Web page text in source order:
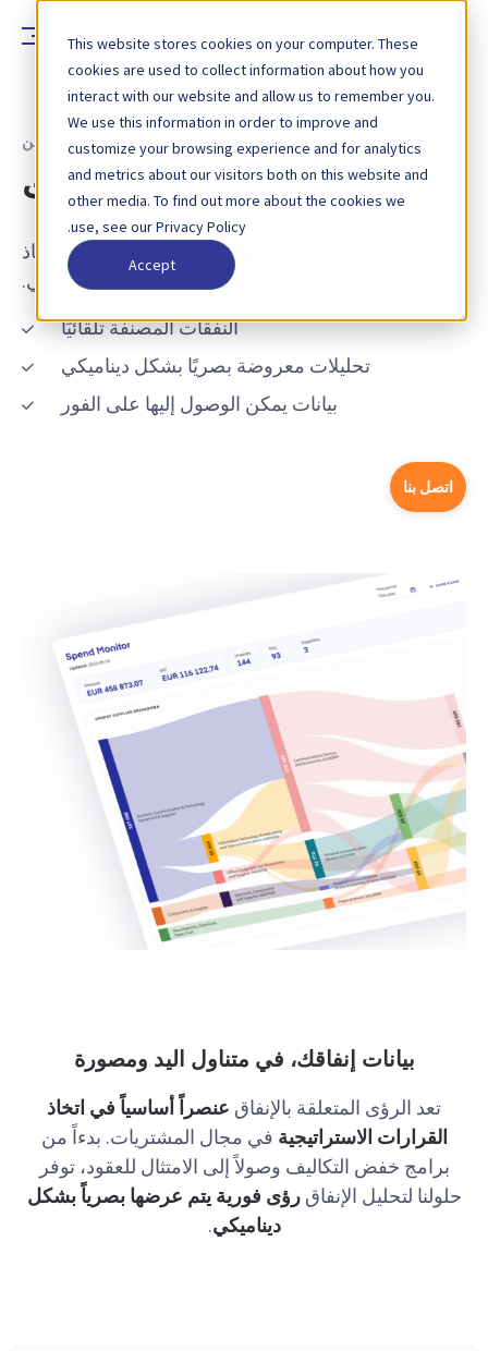
This website stores cookies on your computer. These
cookies are used to collect information about how you
interact with our website and allow us to remember you.
We use this information in order to improve and
customize your browsing experience and for analytics
and metrics about our visitors both on this website and
other media. To find out more about the cookies we
use, see our Privacy Policy.
Accept
الحلول - المشتريات والمراقبين الماليين
التحليلات لفرق المشتريات
حلول تحليل الإنفاق لفرق المشتريات. تسريع عملية اتخاذ
القرارات من خلال رؤى تفصيلية في الوقت الفعلي.
النفقات المصنفة تلقائيًا
تحليلات معروضة بصريًا بشكل ديناميكي
بيانات يمكن الوصول إليها على الفور
اتصل بنا
بيانات إنفاقك، في متناول اليد ومصورة
تعد الرؤى المتعلقة بالإنفاقعنصراً أساسياً في اتخاذ
القرارات الاستراتيجيةفي مجال المشتريات. بدءاً من
برامج خفض التكاليف وصولاً إلى الامتثال للعقود، توفر
حلولنا لتحليل الإنفاقرؤى فوريةيتم عرضها بصرياًبشكل
ديناميكي.